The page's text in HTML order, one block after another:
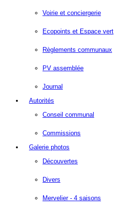
Voirie et conciergerie
Ecopoints et Espace vert
Règlements communaux
PV assemblée
Journal
Autorités
Conseil communal
Commissions
Galerie photos
Découvertes
Divers
Mervelier - 4 saisons